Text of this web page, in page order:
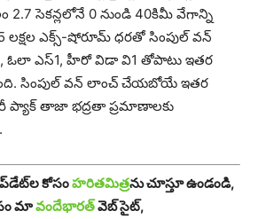
2.7 సెకన్లలోనే 0 నుండి 40కిమీ వేగాన్ని
లక్షల ఎక్స్-షోరూమ్ ధరతో సింపుల్ వన్
ఓలా ఎస్1, హీరో విడా వి1 తోపాటు ఇతర
సింపుల్ వన్ లాంచ్ చేయబోయే ఇతర
తాజా భద్రతా ప్రమాణాలకు
కోసంహరితమిత్రను చూస్తూ ఉండండి,
మావందేభారత్వెబ్ సైట్,